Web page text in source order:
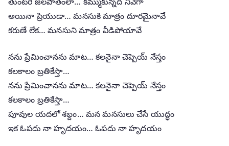
అయినా ప్రియుడా… మనసుకి మాత్రం దూరమైనావే
కరుణే లేక… మనసుని మాత్రం వీడిపోయావే
నను ప్రేమించానను మాట… కలనైనా చెప్పెయ్ నేస్తం
కలకాలం బ్రతికేస్తా…
నను ప్రేమించానను మాట… కలనైనా చెప్పెయ్ నేస్తం
కలకాలం బ్రతికేస్తా…
పూవుల యదలో శబ్దం… మన మనసులు చేసే యుద్ధం
ఇక ఓపదు నా హృదయం… ఓపదు నా హృదయం